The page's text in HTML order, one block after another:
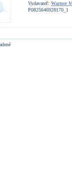
Vydavateľ: Warner
P0825646928170_1